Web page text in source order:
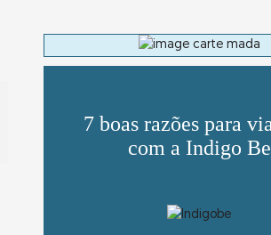
7 boas razões para
com a Indigo Be